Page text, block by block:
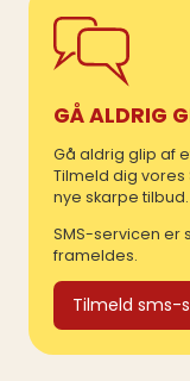
GÅ ALDRIG
Gå aldrig glip af
Tilmeld dig vores
nye skarpe tilbud.
SMS-servicen er
frameldes.
Tilmeld sms-